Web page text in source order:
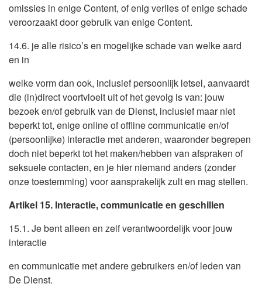
omissies in enige Content, of enig verlies of enige schade
veroorzaakt door gebruik van enige Content.
14.6. je alle risico’s en mogelijke schade van welke aard
en in
welke vorm dan ook, inclusief persoonlijk letsel, aanvaardt
die (in)direct voortvloeit uit of het gevolg is van: jouw
bezoek en/of gebruik van de Dienst, inclusief maar niet
beperkt tot, enige online of offline communicatie en/of
(persoonlijke) interactie met anderen, waaronder begrepen
doch niet beperkt tot het maken/hebben van afspraken of
seksuele contacten, en je hier niemand anders (zonder
onze toestemming) voor aansprakelijk zult en mag stellen.
Artikel 15. Interactie, communicatie en geschillen
15.1. Je bent alleen en zelf verantwoordelijk voor jouw
interactie
en communicatie met andere gebruikers en/of leden van
De Dienst.